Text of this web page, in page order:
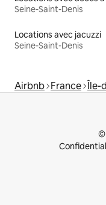
Seine-Saint-Denis
Locations avec jacuzzi
Seine-Saint-Denis
Airbnb France Île-
©